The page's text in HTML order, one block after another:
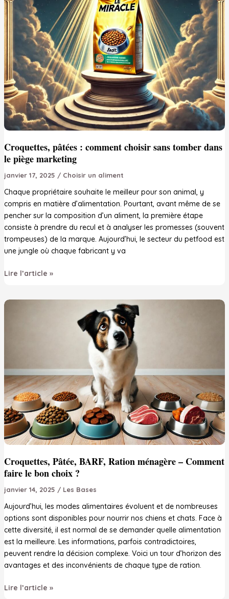
son
chat
à
volonté
mais
à
disposition
🐱
Croquettes, pâtées : comment choisir sans tomber dans
le piège marketing
janvier 17, 2025 / Choisir un aliment
Chaque propriétaire souhaite le meilleur pour son animal, y
compris en matière d’alimentation. Pourtant, avant même de se
pencher sur la composition d’un aliment, la première étape
consiste à prendre du recul et à analyser les promesses (souvent
trompeuses) de la marque. Aujourd’hui, le secteur du petfood est
une jungle où chaque fabricant y va
Croquettes,
le
piège
marketing
Lire l’article »
Croquettes, Pâtée, BARF, Ration ménagère – Comment
faire le bon choix ?
janvier 14, 2025 / Les Bases
Aujourd’hui, les modes alimentaires évoluent et de nombreuses
options sont disponibles pour nourrir nos chiens et chats. Face à
cette diversité, il est normal de se demander quelle alimentation
est la meilleure. Les informations, parfois contradictoires,
peuvent rendre la décision complexe. Voici un tour d’horizon des
avantages et des inconvénients de chaque type de ration.
Croquettes,
Lire l’article »